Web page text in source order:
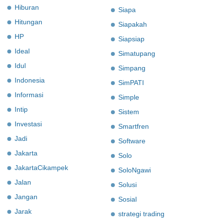
Hiburan
Hitungan
HP
Ideal
Idul
Indonesia
Informasi
Intip
Investasi
Jadi
Jakarta
JakartaCikampek
Jalan
Jangan
Jarak
Siapa
Siapakah
Siapsiap
Simatupang
Simpang
SimPATI
Simple
Sistem
Smartfren
Software
Solo
SoloNgawi
Solusi
Sosial
strategi trading